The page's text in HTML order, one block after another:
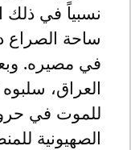
نسبياً في
ساحة الصراع
في مصيره.
العراق، سلبوه
للموت في
الصهيونية